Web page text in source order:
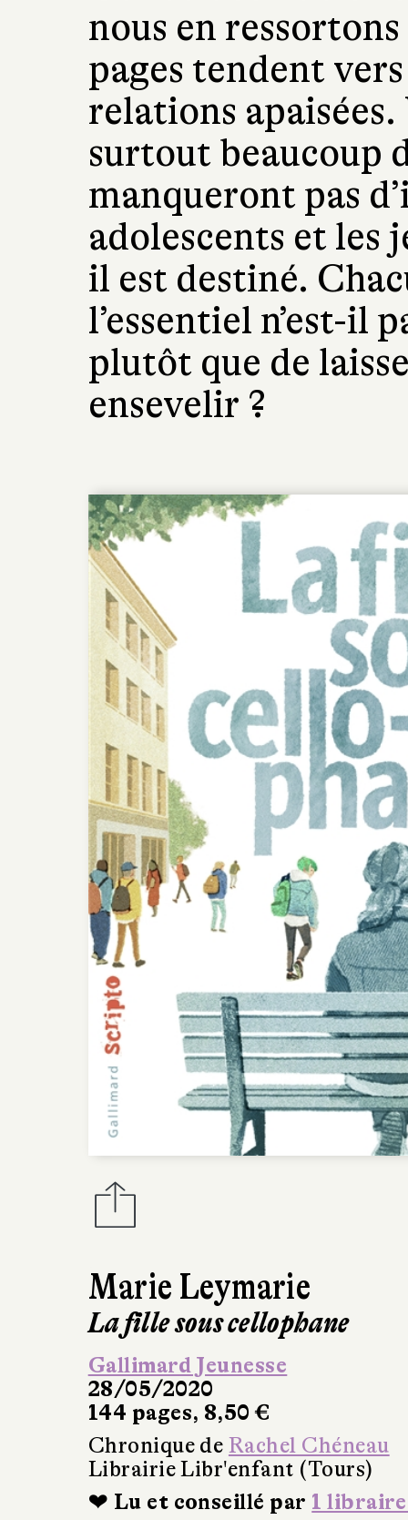
Marie Leymarie
La fille sous cellophane
Gallimard Jeunesse
28/05/2020
144 pages, 8,50 €
Chronique de Rachel Chéneau
Librairie Libr'enfant (Tours)
❤ Lu et conseillé par 1
nous en
pages tendent
relations
surtout beaucoup
manqueront pas
adolescents et les
il est destiné.
l’essentiel n’est-il
plutôt que de
ensevelir ?